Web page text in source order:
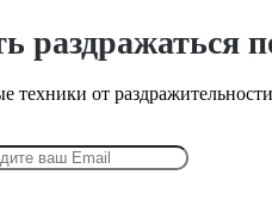
раздражаться
техники от